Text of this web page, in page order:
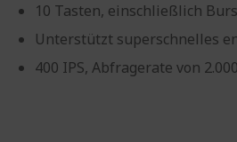
10 Tasten, einschließlich
Unterstützt superschnelles
400 IPS, Abfragerate von